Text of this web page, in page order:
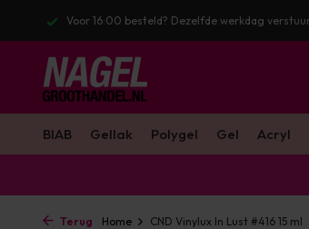
Enorm assortiment & alle bekende merken
BIAB Gellak Polygel Gel Acryl
Terug Home CND Vinylux In Lust #416 15 ml